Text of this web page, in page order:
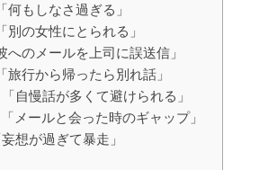
何もしなさ過ぎる」
別の女性にとられる」
へのメールを上司に誤送信」
旅行から帰ったら別れ話」
自慢話が多くて避けられる」
メールと会った時のギャップ」
想が過ぎて暴走」